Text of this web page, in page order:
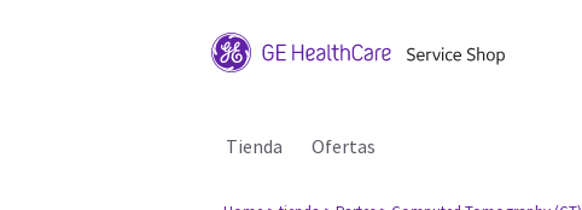
Tienda Ofertas